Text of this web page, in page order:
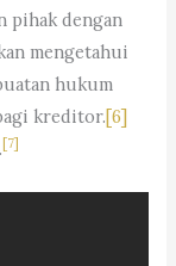
pihak dengan
mengetahui
hukum
kreditor.[6]
[7]